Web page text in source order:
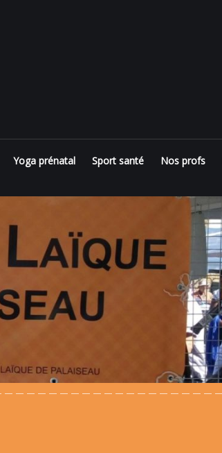
Yoga prénatal Sport santé Nos profs